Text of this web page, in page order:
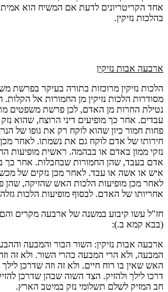
אחד הקריטריונים לדעת אם המשיח הוא
בהלכות נזיקין.
ארבעה אבות נזיקין
הלכות נזיקין מרוכזות בתורה בעיקר בפרשת
מסודרות הלכות נזיקין מן החמורות אל הקלות.
נטילת החרות מן האדם, לכן פרשת משפטים
עבדים. אחר כך מופיעים דיני הרוצח, שהוא
פחות חמור כיון שהוא לוקח רק את גופו של
חירותו של אדם לוקח גם את נשמתו. לאחר מכן
נזקי ממון באדם או בבהמה. ראשית מופיעות
אדם בעבד, שהן החמורות שבחבלות. אחר כך
איש או אשה או עבד. לאחר מכן נזקים של
לאחר מכן מופיעות הלכות האש שהזיקה, שהן
אחריותו של האדם. לבסוף מופיעות הלכות גזלה,
חז"ל עשו קיבוע במשנה של ארבעה מקרים והם
(בבא קמא ב.):
ארבעה אבות נזיקין: השור הבור והמבעה
המבעה, ולא הרי המבעה כהרי השור. ולא זה
האש שאין בו רוח חיים. ולא זה וזה שדרכן לילך
דרכו לילך ולהזיק. הצד השוה שבהן שדרכן
חב המזיק לשלם תשלומי נזק במיטב הארץ.